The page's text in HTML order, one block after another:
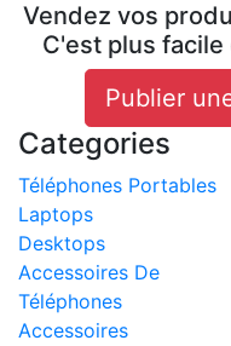
Vendez vos
C'est plus
Publier
Categories
Téléphones Portables
Laptops
Desktops
Accessoires De
Téléphones
Accessoires